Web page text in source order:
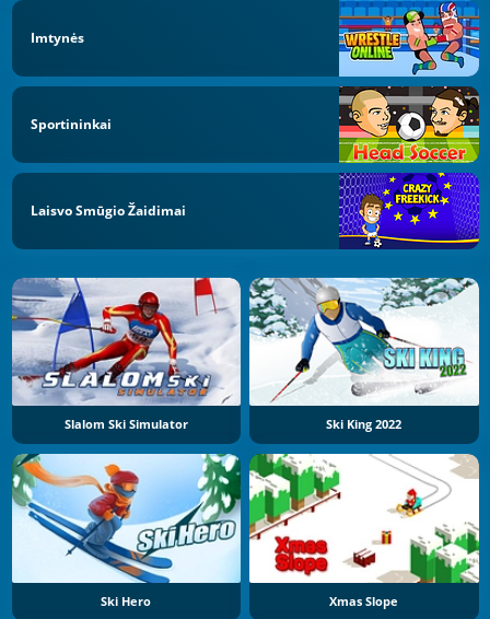
Imtynės
Sportininkai
Laisvo Smūgio Žaidimai
Slalom Ski Simulator Ski King 2022
Ski Hero Xmas Slope